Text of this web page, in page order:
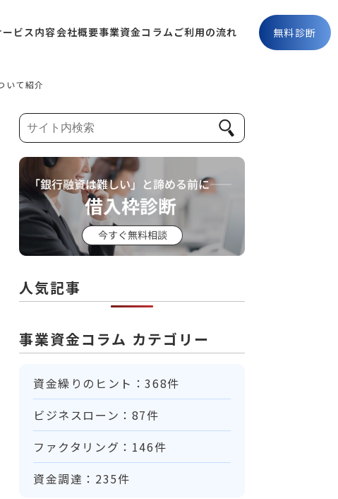
ービス内容会社概要事業資金コラム ご利用の流れ 無料診断
いて紹介
人気記事
事業資金コラム カテゴリー
資金繰りのヒント：368件
ビジネスローン：87件
ファクタリング：146件
資金調達：235件